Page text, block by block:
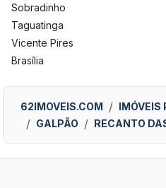
Sobradinho
Taguatinga
Vicente Pires
Brasília
62IMOVEIS.COM
IMÓVEIS
GALPÃO
RECANTO